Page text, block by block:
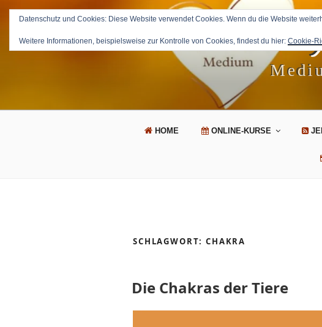
Inhalt
HOME ONLINE-KURSE
SCHLAGWORT:CHAKRA
Die Chakras der Tiere
Datenschutz und Cookies: Diese Website verwendet Cookies. Wenn du die Website
Weitere Informationen, beispielsweise zur Kontrolle von Cookies, findest du hier: Cookie-